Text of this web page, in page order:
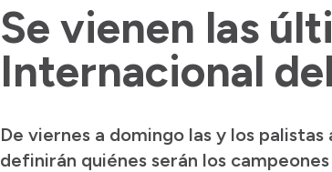
Se vienen las
Internacional
De viernes a domingo las y los
definirán quiénes serán los